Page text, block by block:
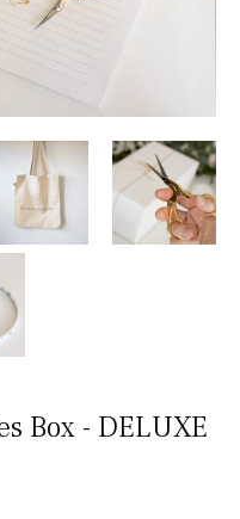
Box - DELUXE